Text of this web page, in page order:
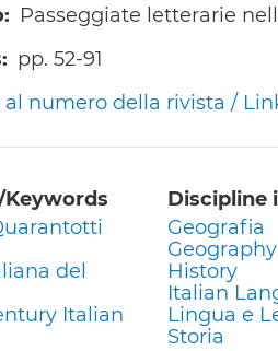
Passeggiate letterarie
pp. 52-91
numero della rivista /
Keywords
del
Italian
Discipline
Geografia
Geography
History
Italian
Lingua e
Storia